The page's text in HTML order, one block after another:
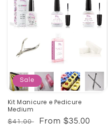
Sale
Kit Manicure e Pedicure
Medium
Regular
$41.00
Sale
From $35.00